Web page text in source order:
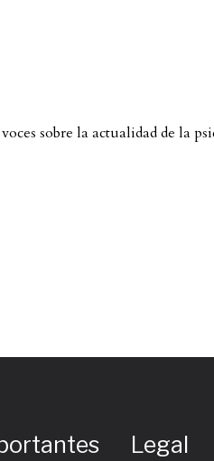
sobre la actualidad de la
Legal